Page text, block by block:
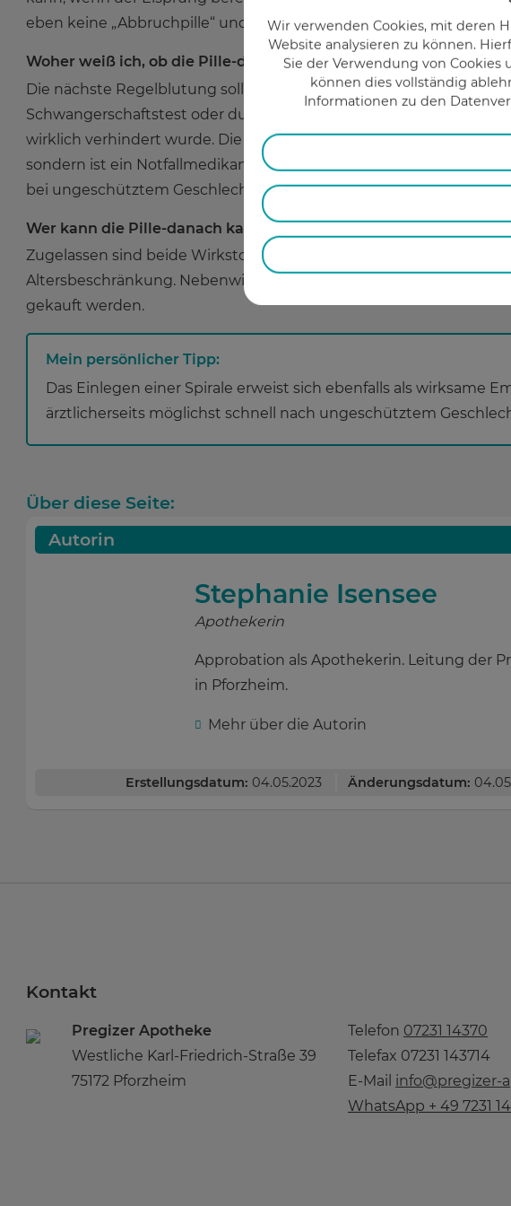
Wir verwenden Cookies, mit deren
Website analysieren zu können.
Sie der Verwendung von Cookies
können dies vollständig
Informationen zu den
eben keine „Abbruchpille“ und sie löst auch selber keine Blutung
Woher weiß ich, ob die Pille-danach gewirkt hat?
Die nächste Regelblutung sollte im gewohnten Rhythmus
Schwangerschaftstest oder durch eine ärztliche Untersuchung
wirklich verhindert wurde. Die Pille danach eignet sich übrigens
sondern ist ein Notfallmedikament, weil ein häufiger Gebrauch zu
bei ungeschütztem Geschlechtsverkehr oder bei Problemen mit
Wer kann die Pille-danach kaufen?
Zugelassen sind beide Wirkstoffe für Frauen im gebärfähigen Alter,
Altersbeschränkung. Nebenwirkungen sind kaum beschrieben.
gekauft werden.
Mein persönlicher Tipp:
Das Einlegen einer Spirale erweist sich ebenfalls als wirksame
ärztlicherseits möglichst schnell nach ungeschütztem
Über diese Seite:
Autorin
Stephanie Isensee
Apothekerin
Approbation als Apothekerin. Leitung der
in Pforzheim.
Mehr über die Autorin
Erstellungsdatum: 04.05.2023 Änderungsdatum:
Kontakt
Pregizer Apotheke
Westliche Karl-Friedrich-Straße 39
75172 Pforzheim
Telefon 07231 14370
Telefax 07231 143714
E-Mail info@pregizer-
WhatsApp + 49 7231